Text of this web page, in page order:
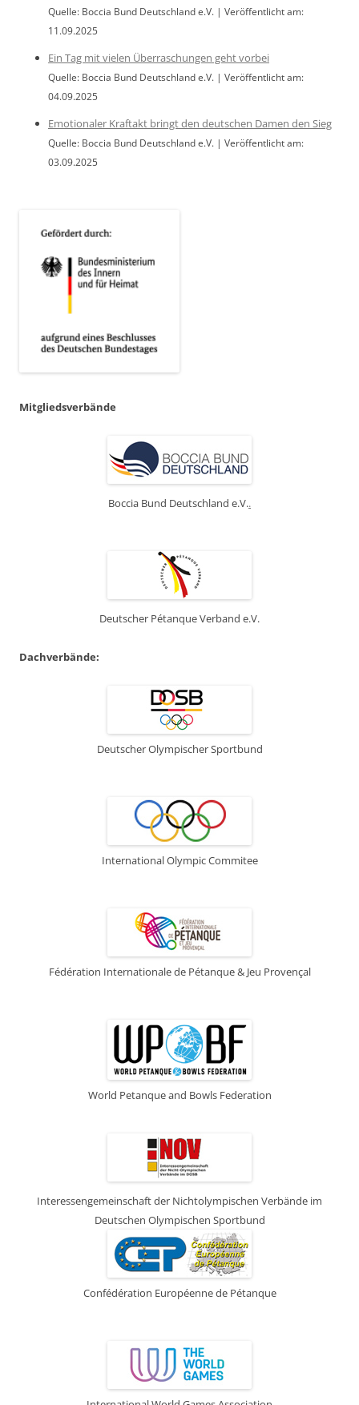
Quelle: Boccia Bund Deutschland e.V.
Veröffentlicht am:
11.09.2025
Ein Tag mit vielen Überraschungen geht vorbei
Quelle: Boccia Bund Deutschland e.V.
Veröffentlicht am:
04.09.2025
Emotionaler Kraftakt bringt den deutschen Damen den Sieg
Quelle: Boccia Bund Deutschland e.V.
Veröffentlicht am:
03.09.2025
Mitgliedsverbände
Boccia Bund Deutschland e.V..
Deutscher Pétanque Verband e.V.
Dachverbände:
Deutscher Olympischer Sportbund
International Olympic Commitee
Fédération Internationale de Pétanque & Jeu Provençal
World Petanque and Bowls Federation
Interessengemeinschaft der Nichtolympischen Verbände im
Deutschen Olympischen Sportbund
Confédération Européenne de Pétanque